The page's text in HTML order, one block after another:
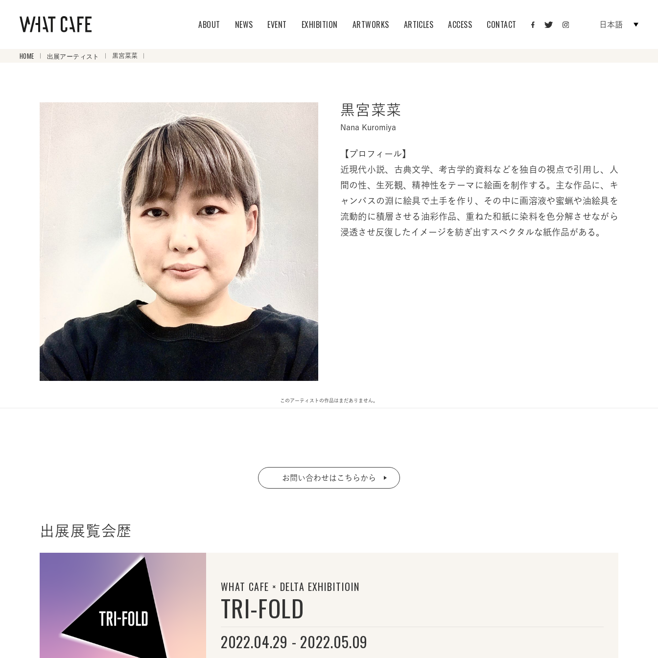
ABOUT NEWS EVENT EXHIBITION ARTWORKS ARTICLES ACCESS CONTACT 日本語
HOME 出展アーティスト 黒宮菜菜
黒宮菜菜
Nana Kuromiya
【プロフィール】
近現代小説、古典文学、考古学的資料などを独自の視点で引用し、人
間の性、生死観、精神性をテーマに絵画を制作する。主な作品に、キ
ャンバスの淵に絵具で土手を作り、その中に画溶液や蜜蝋や油絵具を
流動的に積層させる油彩作品、重ねた和紙に染料を色分解させながら
浸透させ反復したイメージを紡ぎ出すスペクタルな紙作品がある。
このアーティストの作品はまだありません。
お問い合わせはこちらから
出展展覧会歴
WHAT CAFE × DELTA EXHIBITIOIN
TRI-FOLD
2022.04.29 - 2022.05.09